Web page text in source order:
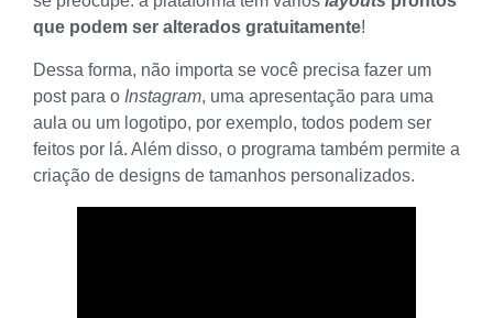
que podem ser alterados gratuitamente!
Dessa forma, não importa se você precisa fazer um
post para o Instagram, uma apresentação para uma
aula ou um logotipo, por exemplo, todos podem ser
feitos por lá. Além disso, o programa também permite a
criação de designs de tamanhos personalizados.